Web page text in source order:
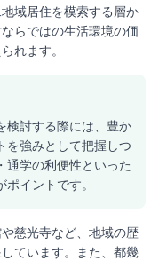
域居住を模索する層か
らではの生活環境の価
れます。
検討する際には、豊か
を強みとして把握しつ
通学の利便性といった
イントです。
慈光寺など、地域の歴
ています。また、都幾